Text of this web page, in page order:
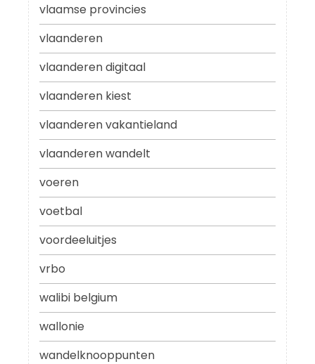
vlaamse provincies
vlaanderen
vlaanderen digitaal
vlaanderen kiest
vlaanderen vakantieland
vlaanderen wandelt
voeren
voetbal
voordeeluitjes
vrbo
walibi belgium
wallonie
wandelknooppunten